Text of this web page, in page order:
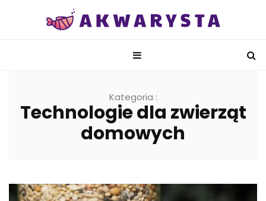
Kategoria :
Technologie dla zwierząt
domowych